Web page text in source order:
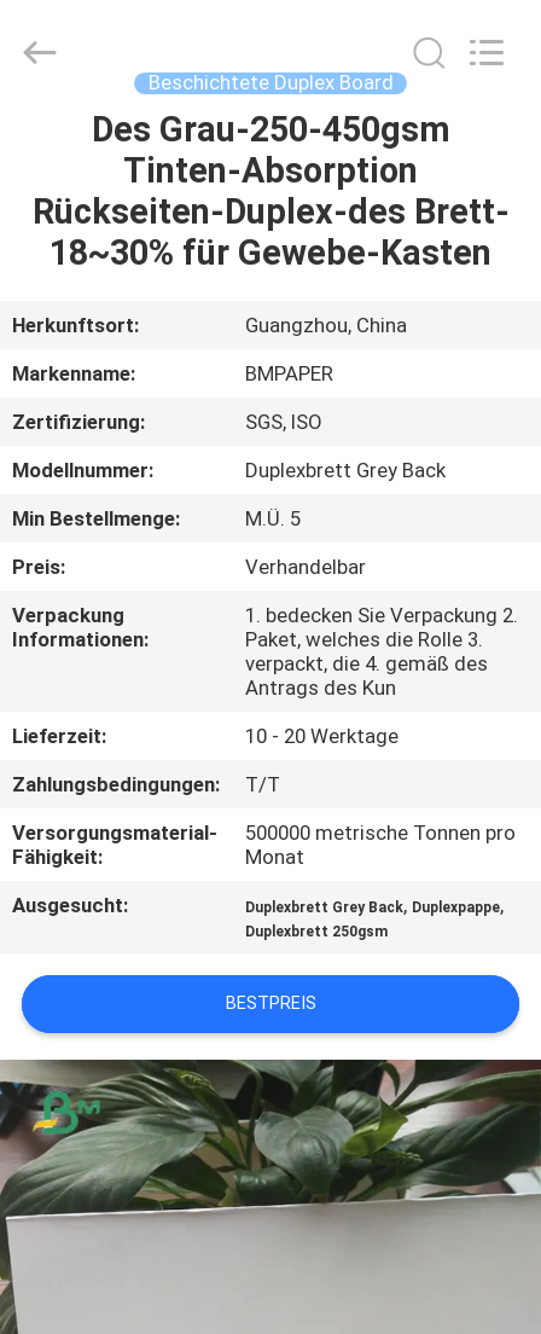
PRODUKTE
ÜBER
UNS
WERKSBESICHTIGUNG
QUALITÄTSKONTROLLE
KONTAKT
MIT
NEUIGKEITEN
RECHTSSACHEN
SITEMAP
DATENSCHUTZRICHTLINIE
CO.,LTD.
Beschichtete Duplex Board
Des Grau-250-450gsm
Tinten-Absorption
Rückseiten-Duplex-des Brett-
18~30% für Gewebe-Kasten
Herkunftsort:
Guangzhou, China
Markenname:
BMPAPER
Zertifizierung:
SGS, ISO
Modellnummer:
Duplexbrett Grey Back
Min Bestellmenge:
M.Ü. 5
Preis:
Verhandelbar
Verpackung
Informationen:
1. bedecken Sie Verpackung 2.
Paket, welches die Rolle 3.
verpackt, die 4. gemäß des
Antrags des Kun
Lieferzeit:
10 - 20 Werktage
Zahlungsbedingungen:
T/T
Versorgungsmaterial-
Fähigkeit:
500000 metrische Tonnen pro
Monat
Ausgesucht:
Duplexbrett Grey Back, Duplexpappe,
Duplexbrett 250gsm
BESTPREIS